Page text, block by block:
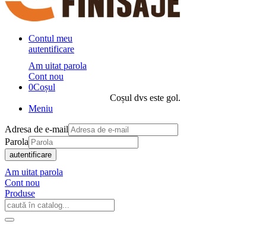
Contul meu
autentificare
Am uitat parola
Cont nou
0Coșul
Coșul dvs este gol.
Meniu
Adresa de e-mail
Parola
autentificare
Am uitat parola
Cont nou
Produse